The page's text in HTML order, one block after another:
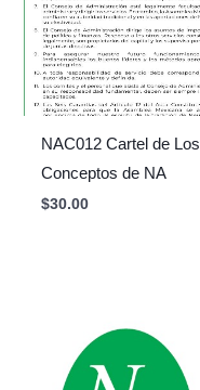
NAC012 Cartel de Los
Conceptos de NA
$30.00